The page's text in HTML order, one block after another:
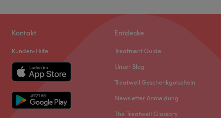
Kontakt
Kunden-Hilfe
Entdecke
Treatment Guide
Unser Blog
Treatwell Geschenkgutschein
Newsletter Anmeldung
The Treatwell Glossary